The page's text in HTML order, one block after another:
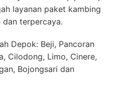
layanan paket kambing
terpercaya.
Depok: Beji, Pancoran
Cilodong, Limo, Cinere,
Bojongsari dan